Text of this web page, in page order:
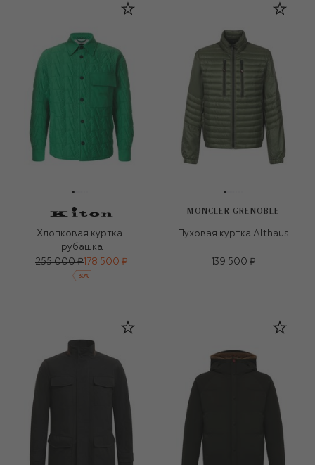
Хлопковая куртка-
рубашка
255 000 ₽ 178 500 ₽
-30%
MONCLER GRENOBLE
Пуховая куртка Althaus
139 500 ₽